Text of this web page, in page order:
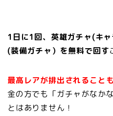
1日に1回、英雄ガチャ(キ
(装備ガチャ）を無料で回す
最高レアが排出されること
金の方でも「ガチャがなか
とはありません！